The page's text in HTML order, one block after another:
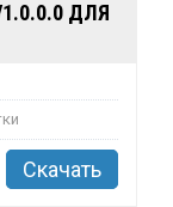
ДЛЯ
Скачать